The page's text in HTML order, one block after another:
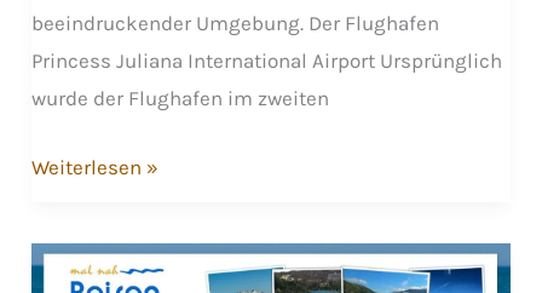
beeindruckender Umgebung. Der Flughafen
Princess Juliana International Airport Ursprünglich
wurde der Flughafen im zweiten
Planespotting
–
Princess
Weiterlesen »